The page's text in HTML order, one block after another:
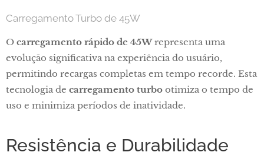
Carregamento Turbo de 45W
O carregamento rápido de 45Wrepresenta uma
evolução significativa na experiência do usuário,
permitindo recargas completas em tempo recorde. Esta
tecnologia de carregamento turbo otimiza o tempo de
uso e minimiza períodos de inatividade.
Resistência e Durabilidade